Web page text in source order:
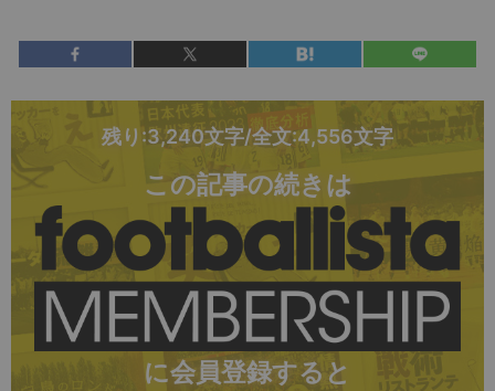
残り:3,240文字/全文:4,556文字
この記事の続きは
に会員登録すると